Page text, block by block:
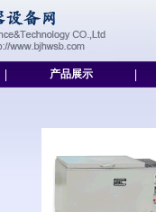
产品展示